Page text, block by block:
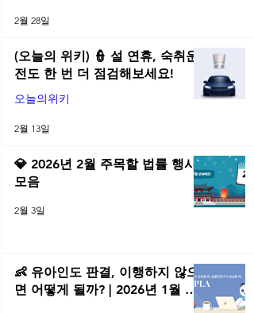
2월 28일
(오늘의 위키) 👮 설 연휴, 숙취운
전도 한 번 더 점검해보세요!
오늘의위키
2월 13일
💎 2026년 2월 주목할 법률 행사
모음
2월 3일
👶 유아인도 판결, 이행하지 않으
면 어떻게 될까? | 2026년 1월 네